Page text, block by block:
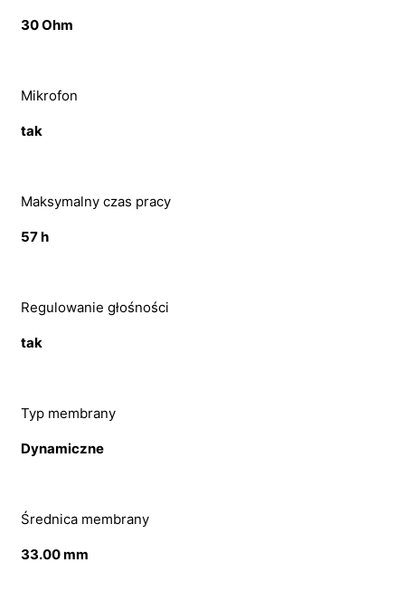
30 Ohm
Mikrofon
tak
Maksymalny czas pracy
57 h
Regulowanie głośności
tak
Typ membrany
Dynamiczne
Średnica membrany
33.00 mm